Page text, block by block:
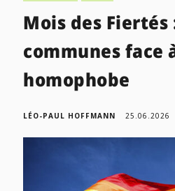
Mois des Fiertés
communes face
homophobe
LÉO-PAUL HOFFMANN 25.06.2026